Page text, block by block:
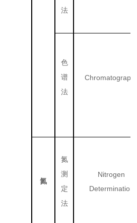
法
色
谱
法
氮
氮
测
定
法
Nitrogen
Determination